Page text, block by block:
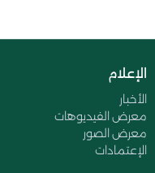
الإعلام
الأخبار
معرض الفيديوهات
معرض الصور
الإعتمادات